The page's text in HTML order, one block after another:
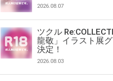
2026.08.07
ツクル
龍敬」イラスト展
決定！
2026.08.03